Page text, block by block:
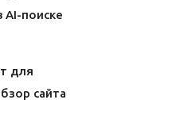
AI-поиске
для
сайта